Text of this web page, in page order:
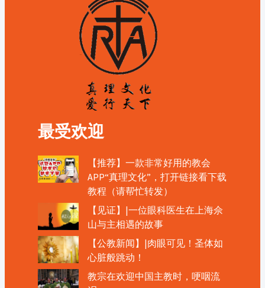
最受欢迎
【推荐】一款非常好用的教会
APP“真理文化”，打开链接看下载
教程（请帮忙转发）
【见证】|一位眼科医生在上海佘
山与主相遇的故事
【公教新闻】|肉眼可见！圣体如
心脏般跳动！
教宗在欢迎中国主教时，哽咽流